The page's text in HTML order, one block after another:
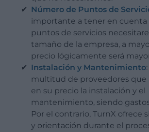
Número de Puntos de
importante a tener en cuenta
puntos de servicios
tamaño de la empresa, a
precio lógicamente será
Instalación y Mantenimiento
multitud de proveedores que
en su precio la instalación y el
mantenimiento, siendo
Por el contrario, TurnX ofrece
y orientación durante el